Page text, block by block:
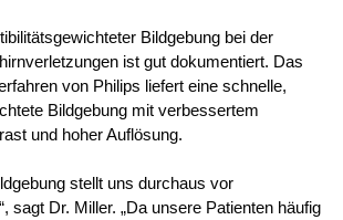
Bildgebung bei der
ist gut dokumentiert. Das
von Philips liefert eine schnelle,
Bildgebung mit verbessertem
und hoher Auflösung.
stellt uns durchaus vor
sagt Dr. Miller. „Da unsere Patienten häufig